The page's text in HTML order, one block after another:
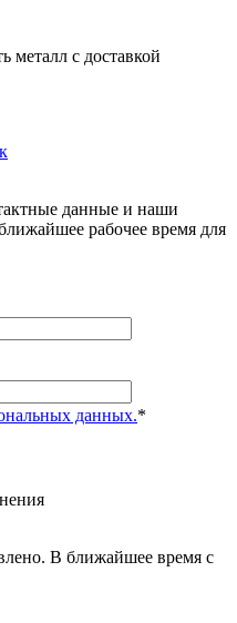
с доставкой
данные и наши
рабочее время для
данных.*
В ближайшее время с